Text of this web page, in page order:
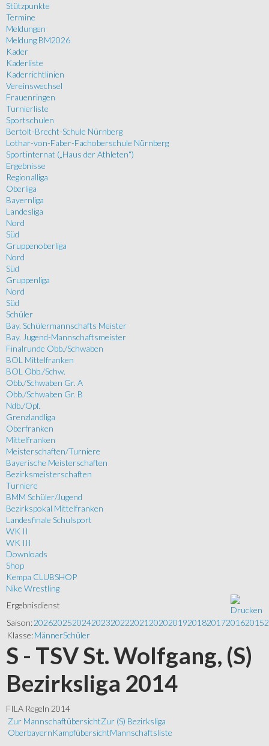
Stützpunkte
Termine
Meldungen
Meldung BM2026
Kader
Kaderliste
Kaderrichtlinien
Vereinswechsel
Frauenringen
Turnierliste
Sportschulen
Bertolt-Brecht-Schule Nürnberg
Lothar-von-Faber-Fachoberschule Nürnberg
Sportinternat („Haus der Athleten“)
Ergebnisse
Regionalliga
Oberliga
Bayernliga
Landesliga
Nord
Süd
Gruppenoberliga
Nord
Süd
Gruppenliga
Nord
Süd
Schüler
Bay. Schülermannschafts Meister
Bay. Jugend-Mannschaftsmeister
Finalrunde Obb./Schwaben
BOL Mittelfranken
BOL Obb./Schw.
Obb./Schwaben Gr. A
Obb./Schwaben Gr. B
Ndb./Opf.
Grenzlandliga
Oberfranken
Mittelfranken
Meisterschaften/Turniere
Bayerische Meisterschaften
Bezirksmeisterschaften
Turniere
BMM Schüler/Jugend
Bezirkspokal Mittelfranken
Landesfinale Schulsport
WK II
WK III
Downloads
Shop
Kempa CLUBSHOP
Nike Wrestling
Ergebnisdienst
Saison:202620252024202320222021 202020192018201720162015
Klasse:MännerSchüler
S - TSV St. Wolfgang, (S)
Bezirksliga 2014
FILA Regeln 2014
Zur MannschaftübersichtZur (S) Bezirksliga
OberbayernKampfübersichtMannschaftsliste